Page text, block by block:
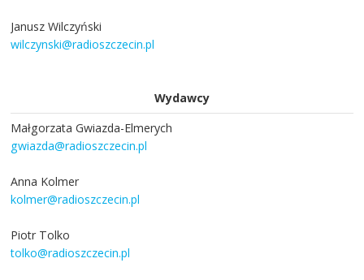
Janusz Wilczyński
wilczynski@radioszczecin.pl
Wydawcy
Małgorzata Gwiazda-Elmerych
gwiazda@radioszczecin.pl
Anna Kolmer
kolmer@radioszczecin.pl
Piotr Tolko
tolko@radioszczecin.pl